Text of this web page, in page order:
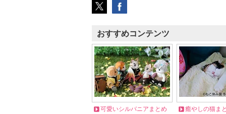
おすすめコンテンツ
可愛いシルバニアまとめ 癒やしの猫ま